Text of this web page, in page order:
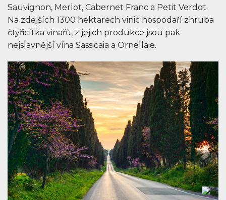
Sauvignon, Merlot, Cabernet Franc a Petit Verdot.
Na zdejších 1300 hektarech vinic hospodaří zhruba
čtyřicítka vinařů, z jejich produkce jsou pak
nejslavnější vína Sassicaia a Ornellaie.